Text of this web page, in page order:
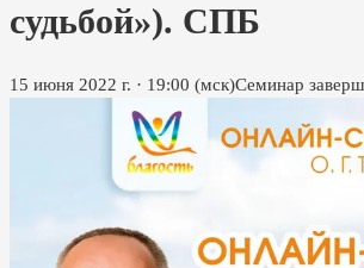
судьбой»). СПБ
15 июня 2022 г. · 19:00 (мск)Семинар